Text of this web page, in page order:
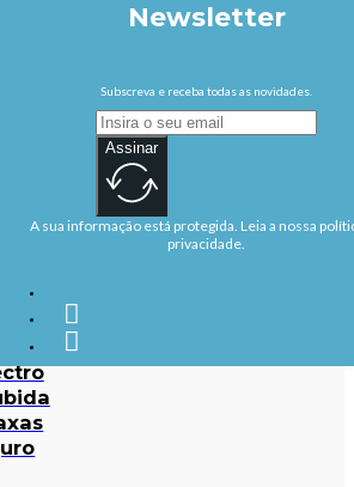
em
de
Newsletter
Subscreva e receba todas as novidades.
Assinar
A sua informação está protegida. Leia a nossa
privacidade.